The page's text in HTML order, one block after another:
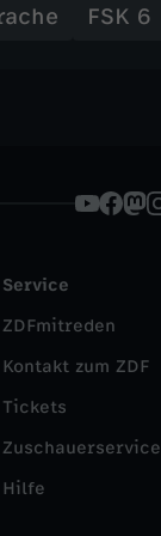
FSK 6
Service
ZDFmitreden
Kontakt zum ZDF
Tickets
Zuschauerservice
Hilfe